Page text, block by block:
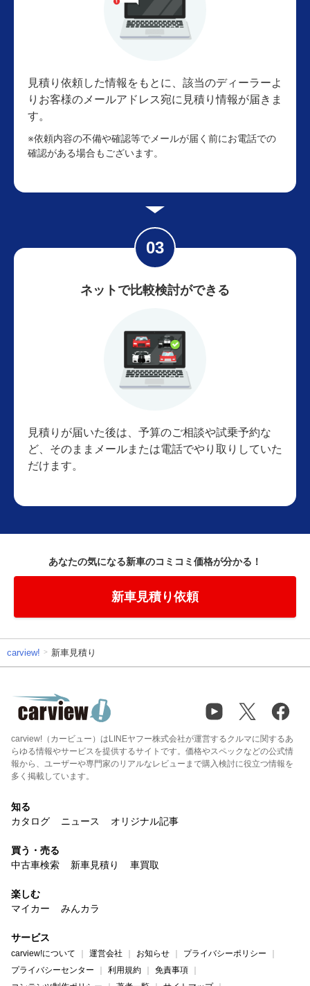
見積り依頼した情報をもとに、該当のディーラーよ
りお客様のメールアドレス宛に見積り情報が届きま
す。
※依頼内容の不備や確認等でメールが届く前にお電話での
確認がある場合もございます。
ネットで比較検討ができる
見積りが届いた後は、予算のご相談や試乗予約な
ど、そのままメールまたは電話でやり取りしていた
だけます。
あなたの気になる新車のコミコミ価格が分かる！
新車見積り依頼
carview! 新車見積り
carview!（カービュー）はLINEヤフー株式会社が運営するクルマに関するあ
らゆる情報やサービスを提供するサイトです。価格やスペックなどの公式情
報から、ユーザーや専門家のリアルなレビューまで購入検討に役立つ情報を
多く掲載しています。
知る
カタログ
ニュース オリジナル記事
買う・売る
中古車検索
新車見積り 車買取
楽しむ
マイカー
みんカラ
サービス
carview!について 運営会社 お知らせ
プライバシーポリシー
プライバシーセンター
利用規約
免責事項